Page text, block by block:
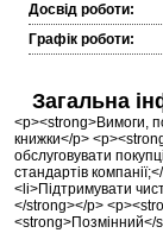
Досвід роботи:
Графік роботи:
Загальна
<p><strong>Вимоги,
книжки</p>
обслуговувати
стандартів
<li>Підтримувати
</strong></p>
<strong>Позмінний</